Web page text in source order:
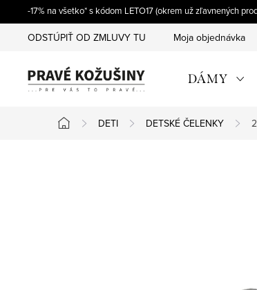
na
obsah
-17% na všetko* s kódom LETO17 (okrem už zľavnených
ODSTÚPIŤ OD ZMLUVY TU Moja objednávka
DÁMY
Domov
DETI DETSKÉ ČELENKY